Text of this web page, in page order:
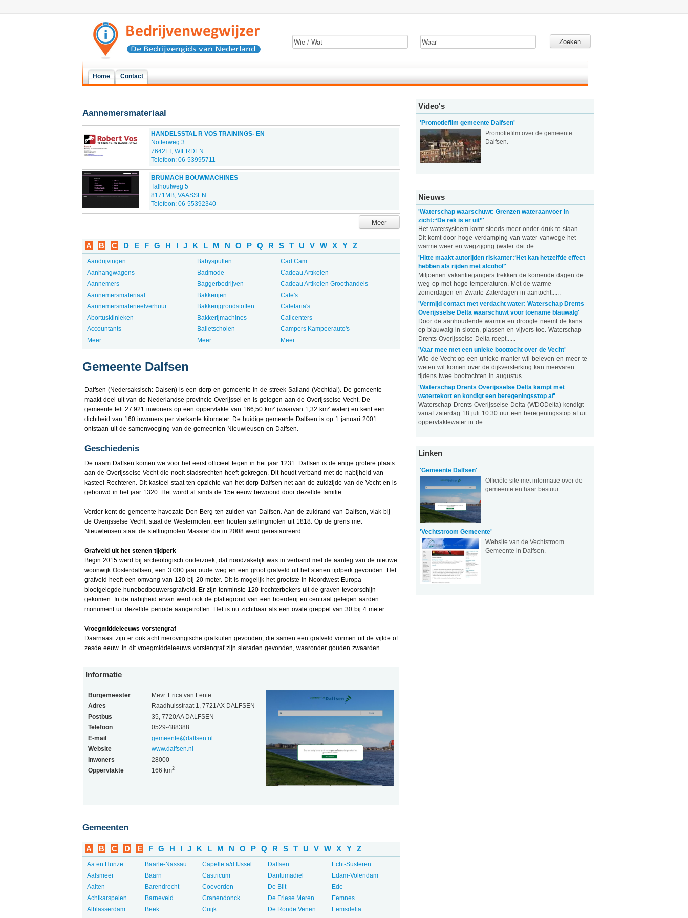
Zoeken
Home Contact
Aannemersmateriaal
HANDELSSTAL R VOS TRAININGS- EN
Notterweg 3
7642LT, WIERDEN
Telefoon: 06-53995711
BRUMACH BOUWMACHINES
Talhoutweg 5
8171MB, VAASSEN
Telefoon: 06-55392340
Meer
A B C D E F G H I J K L M N O P Q R S T U V W X Y Z
Aandrijvingen
Aanhangwagens
Aannemers
Aannemersmateriaal
Aannemersmaterieelverhuur
Abortusklinieken
Accountants
Meer...
Babyspullen
Badmode
Baggerbedrijven
Bakkerijen
Bakkerijgrondstoffen
Bakkerijmachines
Balletscholen
Meer...
Cad Cam
Cadeau Artikelen
Cadeau Artikelen Groothandels
Cafe's
Cafetaria's
Callcenters
Campers Kampeerauto's
Meer...
Gemeente Dalfsen
Dalfsen (Nedersaksisch: Dalsen) is een dorp en gemeente in de streek Salland (Vechtdal). De gemeente
maakt deel uit van de Nederlandse provincie Overijssel en is gelegen aan de Overijsselse Vecht. De
gemeente telt 27.921 inwoners op een oppervlakte van 166,50 km² (waarvan 1,32 km² water) en kent een
dichtheid van 160 inwoners per vierkante kilometer. De huidige gemeente Dalfsen is op 1 januari 2001
ontstaan uit de samenvoeging van de gemeenten Nieuwleusen en Dalfsen.
Geschiedenis
De naam Dalfsen komen we voor het eerst officieel tegen in het jaar 1231. Dalfsen is de enige grotere plaats
aan de Overijsselse Vecht die nooit stadsrechten heeft gekregen. Dit houdt verband met de nabijheid van
kasteel Rechteren. Dit kasteel staat ten opzichte van het dorp Dalfsen net aan de zuidzijde van de Vecht en is
gebouwd in het jaar 1320. Het wordt al sinds de 15e eeuw bewoond door dezelfde familie.
Verder kent de gemeente havezate Den Berg ten zuiden van Dalfsen. Aan de zuidrand van Dalfsen, vlak bij
de Overijsselse Vecht, staat de Westermolen, een houten stellingmolen uit 1818. Op de grens met
Nieuwleusen staat de stellingmolen Massier die in 2008 werd gerestaureerd.
Grafveld uit het stenen tijdperk
Begin 2015 werd bij archeologisch onderzoek, dat noodzakelijk was in verband met de aanleg van de nieuwe
woonwijk Oosterdalfsen, een 3.000 jaar oude weg en een groot grafveld uit het stenen tijdperk gevonden. Het
grafveld heeft een omvang van 120 bij 20 meter. Dit is mogelijk het grootste in Noordwest-Europa
blootgelegde hunebedbouwersgrafveld. Er zijn tenminste 120 trechterbekers uit de graven tevoorschijn
gekomen. In de nabijheid ervan werd ook de plattegrond van een boerderij en centraal gelegen aarden
monument uit dezelfde periode aangetroffen. Het is nu zichtbaar als een ovale greppel van 30 bij 4 meter.
Vroegmiddeleeuws vorstengraf
Daarnaast zijn er ook acht merovingische grafkuilen gevonden, die samen een grafveld vormen uit de vijfde of
zesde eeuw. In dit vroegmiddeleeuws vorstengraf zijn sieraden gevonden, waaronder gouden zwaarden.
Informatie
Burgemeester
Mevr. Erica van Lente
Adres
Raadhuisstraat 1, 7721AX DALFSEN
Postbus
35, 7720AA DALFSEN
Telefoon
0529-488388
E-mail
gemeente@dalfsen.nl
Website
www.dalfsen.nl
Inwoners
28000
Oppervlakte
166 km2
Gemeenten
A B C D E F G H I J K L M N O P Q R S T U V W X Y Z
Aa en Hunze
Aalsmeer
Aalten
Achtkarspelen
Alblasserdam
Baarle-Nassau
Baarn
Barendrecht
Barneveld
Beek
Capelle a/d IJssel
Castricum
Coevorden
Cranendonck
Cuijk
Dalfsen
Dantumadiel
De Bilt
De Friese Meren
De Ronde Venen
Echt-Susteren
Edam-Volendam
Ede
Eemnes
Eemsdelta
Video's
'Promotiefilm gemeente Dalfsen'
Promotiefilm over de gemeente
Dalfsen.
Nieuws
'Waterschap waarschuwt: Grenzen wateraanvoer in
zicht:“De rek is er uit”'
Het watersysteem komt steeds meer onder druk te staan.
Dit komt door hoge verdamping van water vanwege het
warme weer en wegzijging (water dat de......
'Hitte maakt autorijden riskanter:‘Het kan hetzelfde effect
hebben als rijden met alcohol’'
Miljoenen vakantiegangers trekken de komende dagen de
weg op met hoge temperaturen. Met de warme
zomerdagen en Zwarte Zaterdagen in aantocht......
'Vermijd contact met verdacht water: Waterschap Drents
Overijsselse Delta waarschuwt voor toename blauwalg'
Door de aanhoudende warmte en droogte neemt de kans
op blauwalg in sloten, plassen en vijvers toe. Waterschap
Drents Overijsselse Delta roept......
'Vaar mee met een unieke boottocht over de Vecht'
Wie de Vecht op een unieke manier wil beleven en meer te
weten wil komen over de dijkversterking kan meevaren
tijdens twee boottochten in augustus......
'Waterschap Drents Overijsselse Delta kampt met
watertekort en kondigt een beregeningsstop af'
Waterschap Drents Overijsselse Delta (WDODelta) kondigt
vanaf zaterdag 18 juli 10.30 uur een beregeningsstop af uit
oppervlaktewater in de......
Linken
'Gemeente Dalfsen'
Officiële site met informatie over de
gemeente en haar bestuur.
'Vechtstroom Gemeente'
Website van de Vechtstroom
Gemeente in Dalfsen.